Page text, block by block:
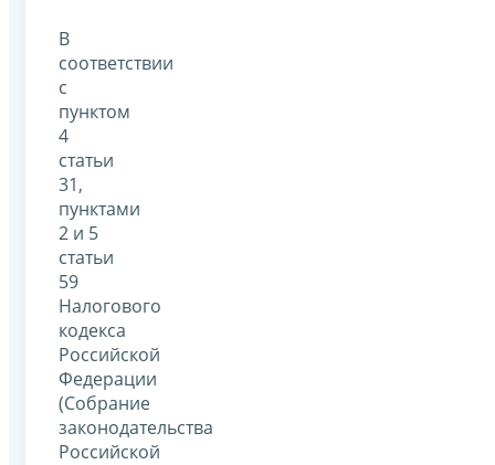
В
соответствии
с
пунктом
4
статьи
31,
пунктами
2 и 5
статьи
59
Налогового
кодекса
Российской
Федерации
(Собрание
законодательства
Российской